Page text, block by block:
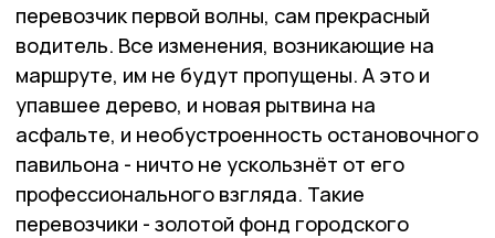
перевозчик первой волны, сам прекрасный
водитель. Все изменения, возникающие на
маршруте, им не будут пропущены. А это и
упавшее дерево, и новая рытвина на
асфальте, и необустроенность остановочного
павильона - ничто не ускользнёт от его
профессионального взгляда. Такие
перевозчики - золотой фонд городского